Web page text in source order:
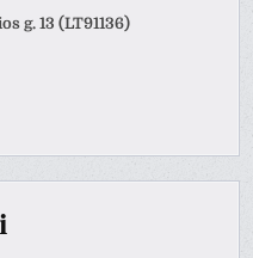
g. 13 (LT91136)